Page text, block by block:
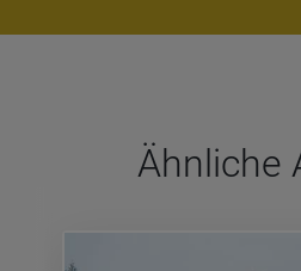
Ähn­li­che